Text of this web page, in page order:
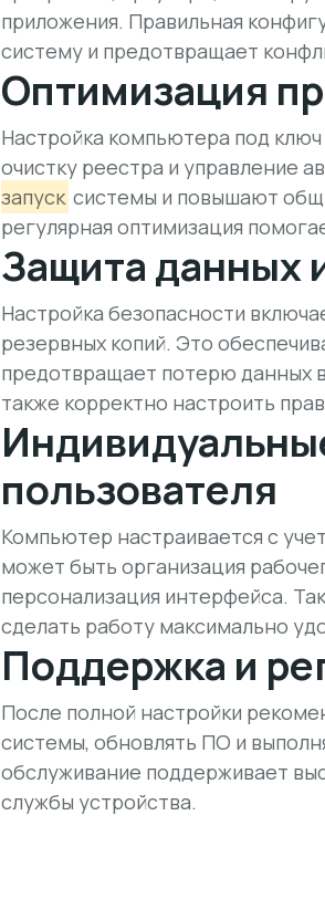
приложения. Правильная
систему и предотвращает
Оптимизация
Настройка компьютера под
очистку реестра и управление
запуск системы и повышают
регулярная оптимизация
Защита данных
Настройка безопасности
резервных копий. Это
предотвращает потерю данных
также корректно настроить
пользователя
Компьютер настраивается с
может быть организация
персонализация интерфейса.
сделать работу максимально
Поддержка и
После полной настройки
системы, обновлять ПО и
обслуживание поддерживает
службы устройства.